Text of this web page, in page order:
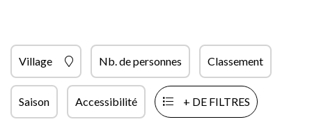
Village Nb. de personnes Classement
Saison Accessibilité + DE FILTRES